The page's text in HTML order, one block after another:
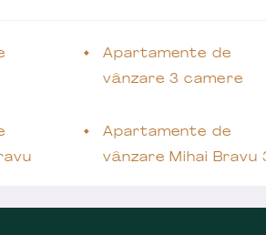
Apartamente de
vânzare 3 camere
Apartamente de
vânzare Mihai Bravu